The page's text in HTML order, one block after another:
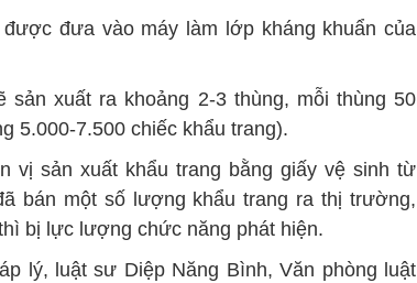
đưa vào máy làm lớp kháng khuẩn của
xuất ra khoảng 2-3 thùng, mỗi thùng 50
5.000-7.500 chiếc khẩu trang).
vị sản xuất khẩu trang bằng giấy vệ sinh từ
bán một số lượng khẩu trang ra thị trường,
bị lực lượng chức năng phát hiện.
lý, luật sư Diệp Năng Bình, Văn phòng luật